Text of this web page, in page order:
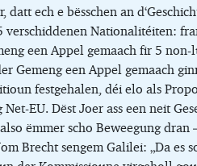
ech e bësschen an
Nationalitéiten:
een Appel gemaach fir 5
Gemeng een Appel gemaach
festgehalen, déi elo als
EU. Dëst Joer ass een neit
ëmmer scho Beweegung
Brecht sengem Galilei: „Da es